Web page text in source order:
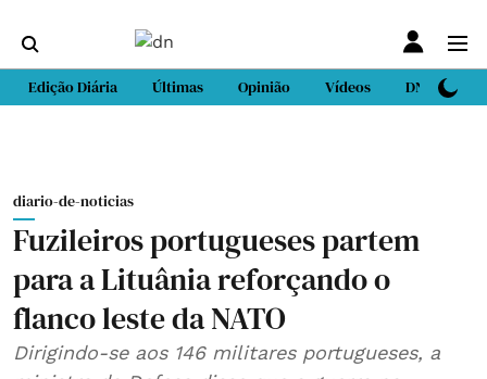
Edição Diária Últimas Opinião Vídeos DN Sport
diario-de-noticias
Fuzileiros portugueses partem
para a Lituânia reforçando o
flanco leste da NATO
Dirigindo-se aos 146 militares portugueses, a